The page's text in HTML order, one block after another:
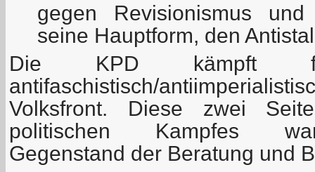
gegen Revisionismus und
seine Hauptform, den
Die KPD kämpft
antifaschistisch/
Volksfront. Diese zwei
politischen Kampfes
Gegenstand der Beratung und